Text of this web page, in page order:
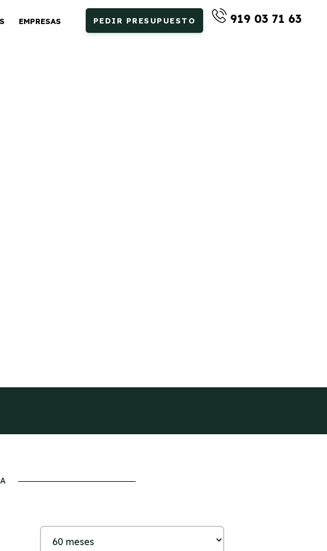
EMPRESAS PEDIR PRESUPUESTO 919 03 71 63